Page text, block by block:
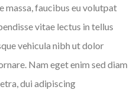
massa, faucibus eu volutpat
vitae lectus in tellus
vehicula nibh ut dolor
Nam eget enim sed diam
dui adipiscing